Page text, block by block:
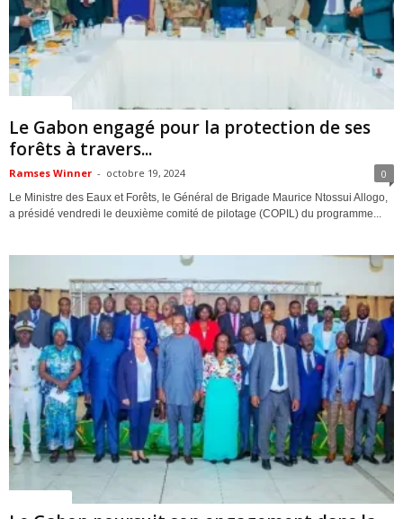
Le Gabon engagé pour la protection de ses
forêts à travers...
Ramses Winner - octobre 19, 2024 0
Le Ministre des Eaux et Forêts, le Général de Brigade Maurice Ntossui Allogo,
a présidé vendredi le deuxième comité de pilotage (COPIL) du programme...